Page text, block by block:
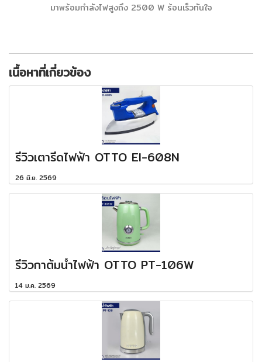
มาพร้อมกำลังไฟสูงถึง 2500 W ร้อนเร็วทันใจ
เนื้อหาที่เกี่ยวข้อง
รีวิวเตารีดไฟฟ้า OTTO EI-608N
26 มิ.ย. 2569
รีวิวกาต้มน้ำไฟฟ้า OTTO PT-106W
14 ม.ค. 2569